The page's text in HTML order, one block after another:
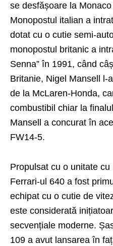
se desfășoare la
Monopostul italian a
dotat cu o cutie semi-
monopostul britanic a
Senna” în 1991, când
Britanie, Nigel Mansell l-
de la McLaren-Honda,
combustibil chiar la
Mansell a concurat în
FW14-5.
Propulsat cu o unitate
Ferrari-ul 640 a fost
echipat cu o cutie de
este considerată
secvențiale moderne.
109 a avut lansarea în